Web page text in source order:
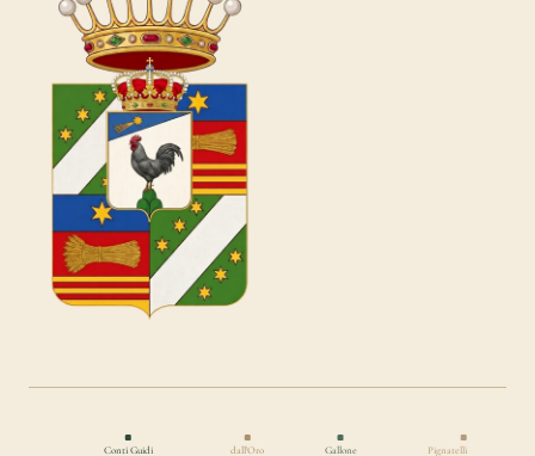
Conti Guidi dall'Oro Gallone Pignatelli